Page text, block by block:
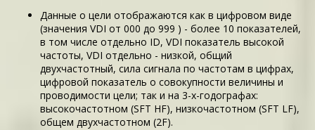
Данные о цели отображаются как в цифровом виде
(значения VDI от 000 до 999 ) - более 10 показателей,
в том числе отдельно ID, VDI показатель высокой
частоты, VDI отдельно - низкой, общий
двухчастотный, сила сигнала по частотам в цифрах,
цифровой показатель о совокупности величины и
проводимости цели; так и на 3-х-годографах:
высокочастотном (SFT HF), низкочастотном (SFT LF),
общем двухчастотном (2F).